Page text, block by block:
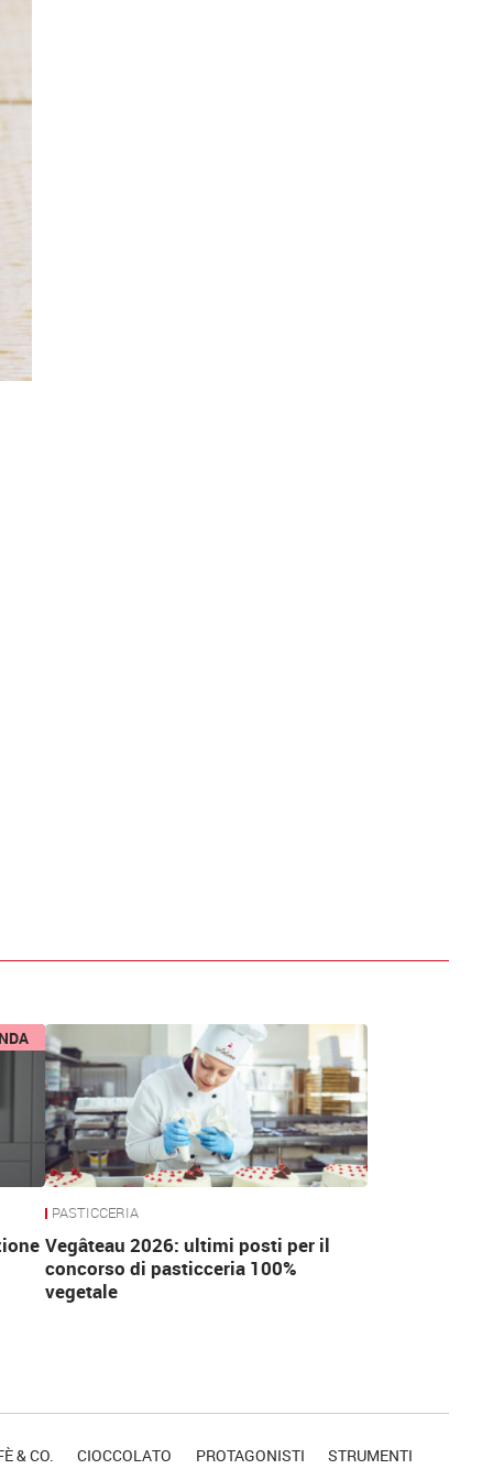
PASTICCERIA
Vegâteau 2026: ultimi posti per il
concorso di pasticceria 100%
vegetale
& CO. CIOCCOLATO PROTAGONISTI STRUMENTI